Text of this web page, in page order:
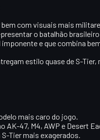
com visuais mais
o batalhão
e que combina
estilo quase de S-
mais caro do jogo.
AK-47, M4, AWP e Desert
Tier mais exagerados.